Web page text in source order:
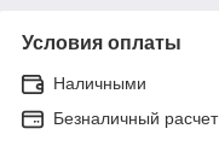
Условия оплаты
Наличными
Безналичный расчет